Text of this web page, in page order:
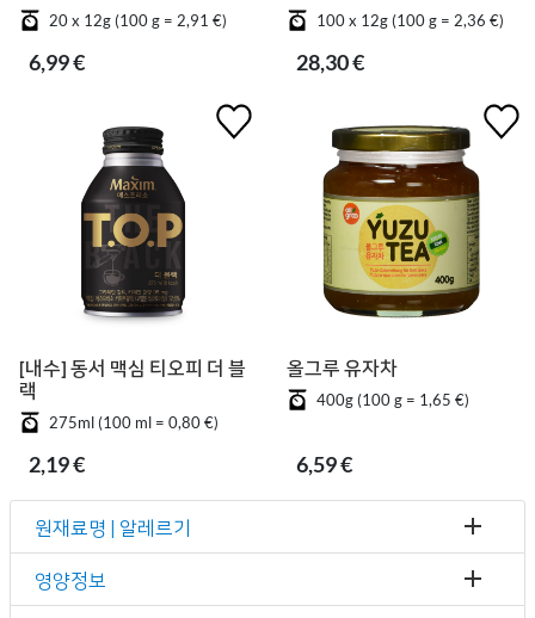
20 x 12g (100 g = 2,91 €)
6,99 €
100 x 12g (100 g = 2,36 €)
28,30 €
[내수] 동서 맥심 티오피 더 블
랙
275ml (100 ml = 0,80 €)
2,19 €
올그루 유자차
400g (100 g = 1,65 €)
6,59 €
원재료명 | 알레르기
영양정보